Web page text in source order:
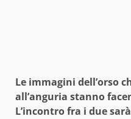
Le immagini dell’orso
all’anguria stanno
L’incontro fra i due